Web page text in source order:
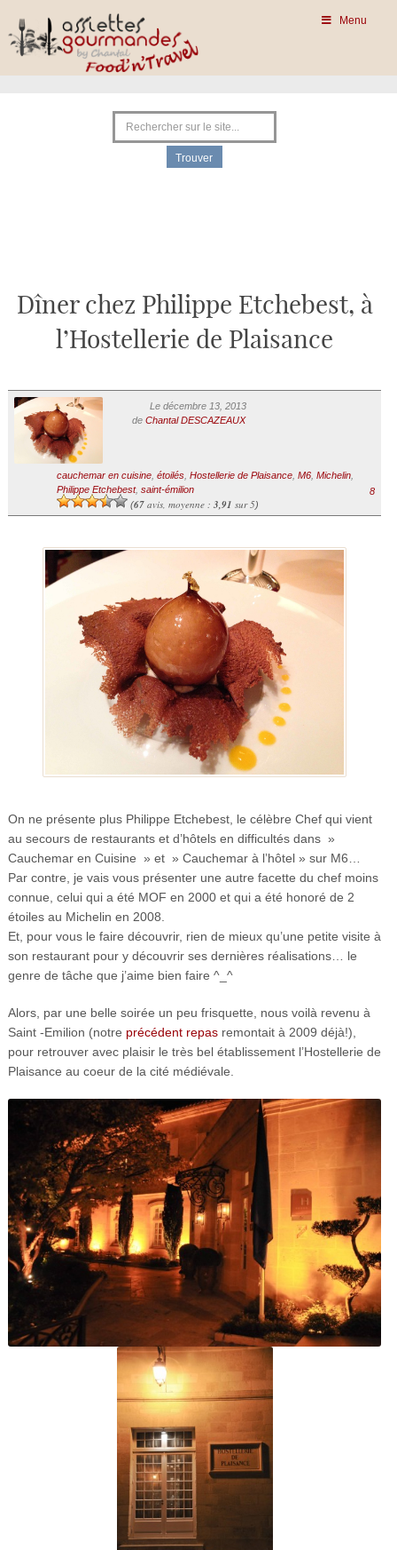
Menu
Dîner chez Philippe Etchebest, à
l’Hostellerie de Plaisance
Le décembre 13, 2013
de Chantal DESCAZEAUX
cauchemar en cuisine, étoilés, Hostellerie de Plaisance, M6, Michelin,
Philippe Etchebest, saint-émilion
(67avis, moyenne : 3,91 sur 5)
8
On ne présente plus Philippe Etchebest, le célèbre Chef qui vient
au secours de restaurants et d’hôtels en difficultés dans »
Cauchemar en Cuisine » et » Cauchemar à l’hôtel » sur M6…
Par contre, je vais vous présenter une autre facette du chef moins
connue, celui qui a été MOF en 2000 et qui a été honoré de 2
étoiles au Michelin en 2008.
Et, pour vous le faire découvrir, rien de mieux qu’une petite visite à
son restaurant pour y découvrir ses dernières réalisations… le
genre de tâche que j’aime bien faire ^_^
Alors, par une belle soirée un peu frisquette, nous voilà revenu à
Saint -Emilion (notre précédent repasremontait à 2009 déjà!),
pour retrouver avec plaisir le très bel établissement l’Hostellerie de
Plaisance au coeur de la cité médiévale.